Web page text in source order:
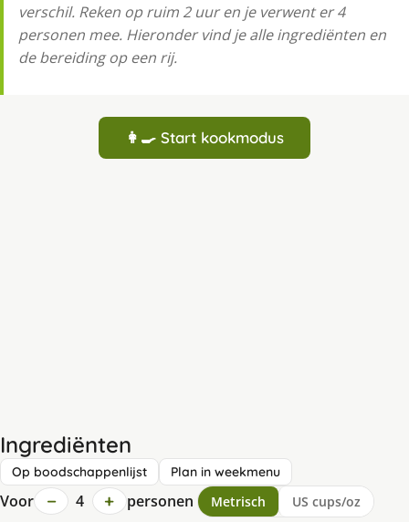
verschil. Reken op ruim 2 uur en je verwent er 4
personen mee. Hieronder vind je alle ingrediënten en
de bereiding op een rij.
👩‍🍳 Start kookmodus
Ingrediënten
Op boodschappenlijst Plan in weekmenu
Voor − 4 + personen Metrisch US cups/oz